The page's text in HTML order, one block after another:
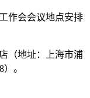
作会会议地点安排
（地址：上海市浦
。